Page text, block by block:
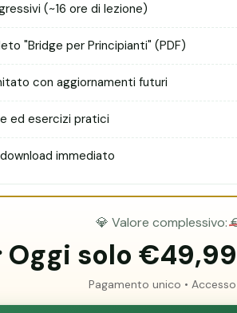
(~16 ore di lezione)
"Bridge per Principianti" (PDF)
con aggiornamenti futuri
ed esercizi pratici
immediato
💎 Valore complessivo:
solo
Pagamento unico •